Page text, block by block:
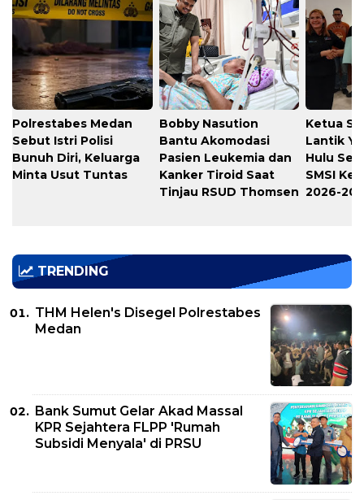
Polrestabes Medan
Sebut Istri Polisi
Bunuh Diri, Keluarga
Minta Usut Tuntas
Bobby Nasution
Bantu Akomodasi
Pasien Leukemia dan
Kanker Tiroid Saat
Tinjau RSUD Thomsen
Ketua
Lantik
Hulu
SMSI
2026-
TRENDING
THM Helen's Disegel Polrestabes
Medan
Bank Sumut Gelar Akad Massal
KPR Sejahtera FLPP 'Rumah
Subsidi Menyala' di PRSU